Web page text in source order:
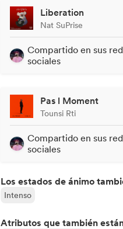
Liberation
Nat SuPrise
Compartido en sus
sociales
Pas l Moment
Tounsi Rti
Compartido en sus
sociales
Los estados de ánimo
Intenso
Atributos que también